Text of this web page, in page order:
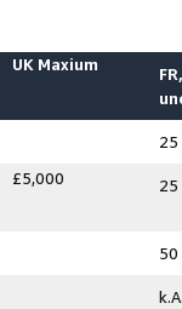
UK Maxium
25
£5,000 25
50